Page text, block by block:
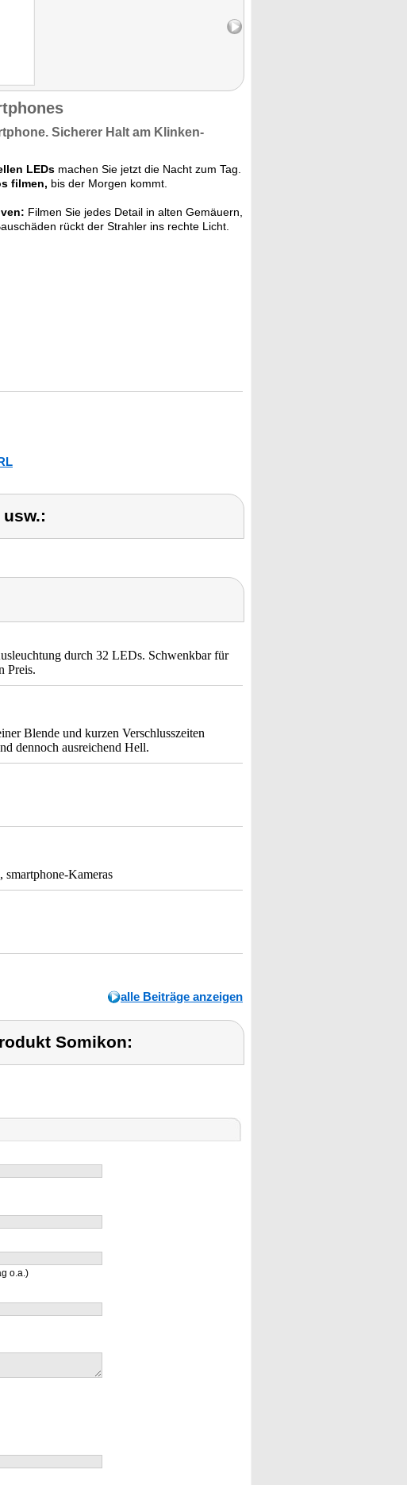
Sicherer Halt am Klinken-
LEDs machen Sie jetzt die Nacht zum Tag.
filmen, bis der Morgen kommt.
Filmen Sie jedes Detail in alten Gemäuern,
rückt der Strahler ins rechte Licht.
durch 32 LEDs. Schwenkbar für
Preis.
Blende und kurzen Verschlusszeiten
dennoch ausreichend Hell.
Kameras
alle Beiträge anzeigen
Somikon:
o.a.)